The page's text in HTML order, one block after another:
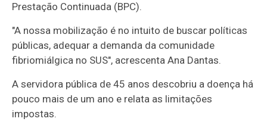
Prestação Continuada (BPC).
"A nossa mobilização é no intuito de buscar políticas
públicas, adequar a demanda da comunidade
fibriomiálgica no SUS", acrescenta Ana Dantas.
A servidora pública de 45 anos descobriu a doença há
pouco mais de um ano e relata as limitações
impostas.